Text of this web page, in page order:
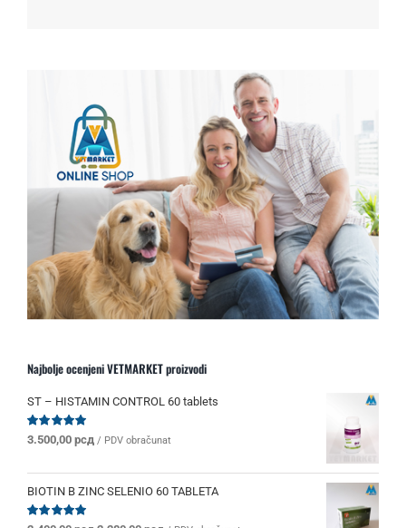
Najbolje ocenjeni VETMARKET proizvodi
ST – HISTAMIN CONTROL 60 tablets
Ocenjeno
od 5
3.500,00 рсд / PDV obračunat
BIOTIN B ZINC SELENIO 60 TABLETA